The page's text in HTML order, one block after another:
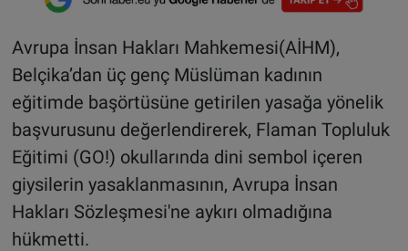
Avrupa İnsan Hakları Mahkemesi(AİHM),
Belçika’dan üç genç Müslüman kadının
eğitimde başörtüsüne getirilen yasağa yönelik
başvurusunu değerlendirerek, Flaman Topluluk
Eğitimi (GO!) okullarında dini sembol içeren
giysilerin yasaklanmasının, Avrupa İnsan
Hakları Sözleşmesi'ne aykırı olmadığına
hükmetti.